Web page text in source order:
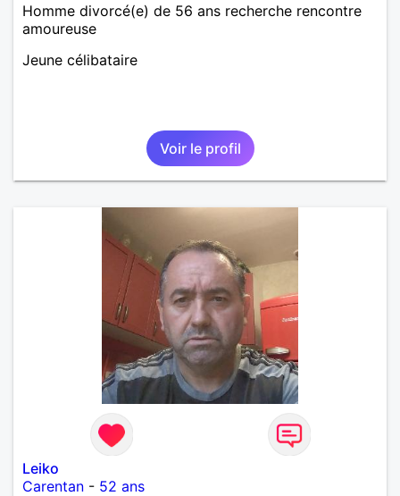
Homme divorcé(e) de 56 ans recherche rencontre
amoureuse
Jeune célibataire
Voir le profil
Leiko
Carentan - 52 ans